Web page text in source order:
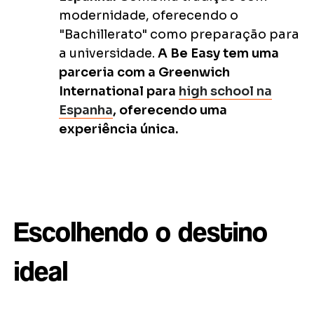
modernidade, oferecendo o
"Bachillerato" como preparação para
a universidade. A Be Easy tem uma
parceria com a Greenwich
International para high school na
Espanha, oferecendo uma
experiência única.
Escolhendo o destino
ideal